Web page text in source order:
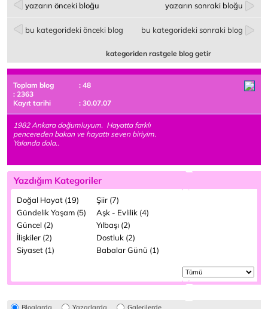
yazarın önceki bloğu yazarın sonraki bloğu
bu kategorideki önceki blog bu kategorideki sonraki blog
kategoriden rastgele blog getir
Toplam blog
: 48
: 2363
Kayıt tarihi
: 30.07.07
1982 Ankara doğumluyum. Hayatta farklı
pencereden bakan ve hayattı seven biriyim.
Yalanda dola..
Yazdığım Kategoriler
Doğal Hayat (19)
Şiir (7)
Gündelik Yaşam (5)
Aşk - Evlilik (4)
Güncel (2)
Yılbaşı (2)
İlişkiler (2)
Dostluk (2)
Siyaset (1)
Babalar Günü (1)
Bloglarda Yazarlarda Galerilerde